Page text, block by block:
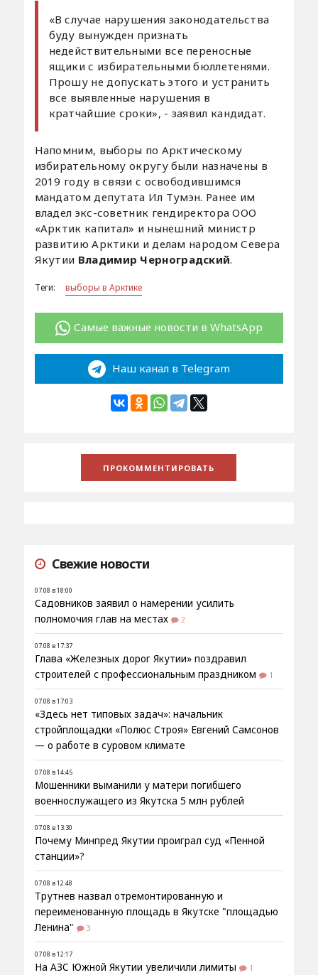
«В случае нарушения законодательства
буду вынужден признать
недействительными все переносные
ящики с избирательными бюллетенями.
Прошу не допускать этого и устранить
все выявленные нарушения в
кратчайшие сроки», - заявил кандидат.
Напомним, выборы по Арктическому
избирательному округу были назначены в
2019 году в связи с освободившимся
мандатом депутата Ил Тумэн. Ранее им
владел экс-советник гендиректора ООО
«Арктик капитал» и нынешний министр
развитию Арктики и делам народом Севера
Якутии Владимир Черноградский.
Теги: выборы в Арктике
Самые важные новости в WhatsApp
Наш канал в Telegram
Свежие новости
07.08 в 18:00
Садовников заявил о намерении усилить
полномочия глав на местах
2
07.08 в 17:37
Глава «Железных дорог Якутии» поздравил
строителей с профессиональным праздником
1
07.08 в 17:03
«Здесь нет типовых задач»: начальник
стройплощадки «Полюс Строя» Евгений Самсонов
— о работе в суровом климате
07.08 в 14:45
Мошенники выманили у матери погибшего
военнослужащего из Якутска 5 млн рублей
07.08 в 13:30
Почему Минпред Якутии проиграл суд «Пенной
станции»?
07.08 в 12:48
Трутнев назвал отремонтированную и
переименованную площадь в Якутске "площадью
Ленина"
3
07.08 в 12:17
На АЗС Южной Якутии увеличили лимиты 1